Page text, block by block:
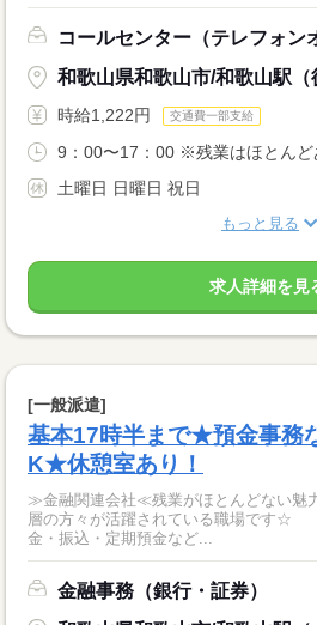
コールセンター（テレフォン
和歌山県和歌山市/和歌山駅（
時給1,222円 交通費一部支給
9：00〜17：00 ※残業はほとんど
土曜日 日曜日 祝日
もっと見る
求人詳細を見
[一般派遣]
基本17時半まで★預金事務
K★休憩室あり！
≫金融関連会社≪残業がほとんどない魅
層の方々が活躍されている職場です☆
金・振込・定期預金など...
金融事務（銀行・証券）